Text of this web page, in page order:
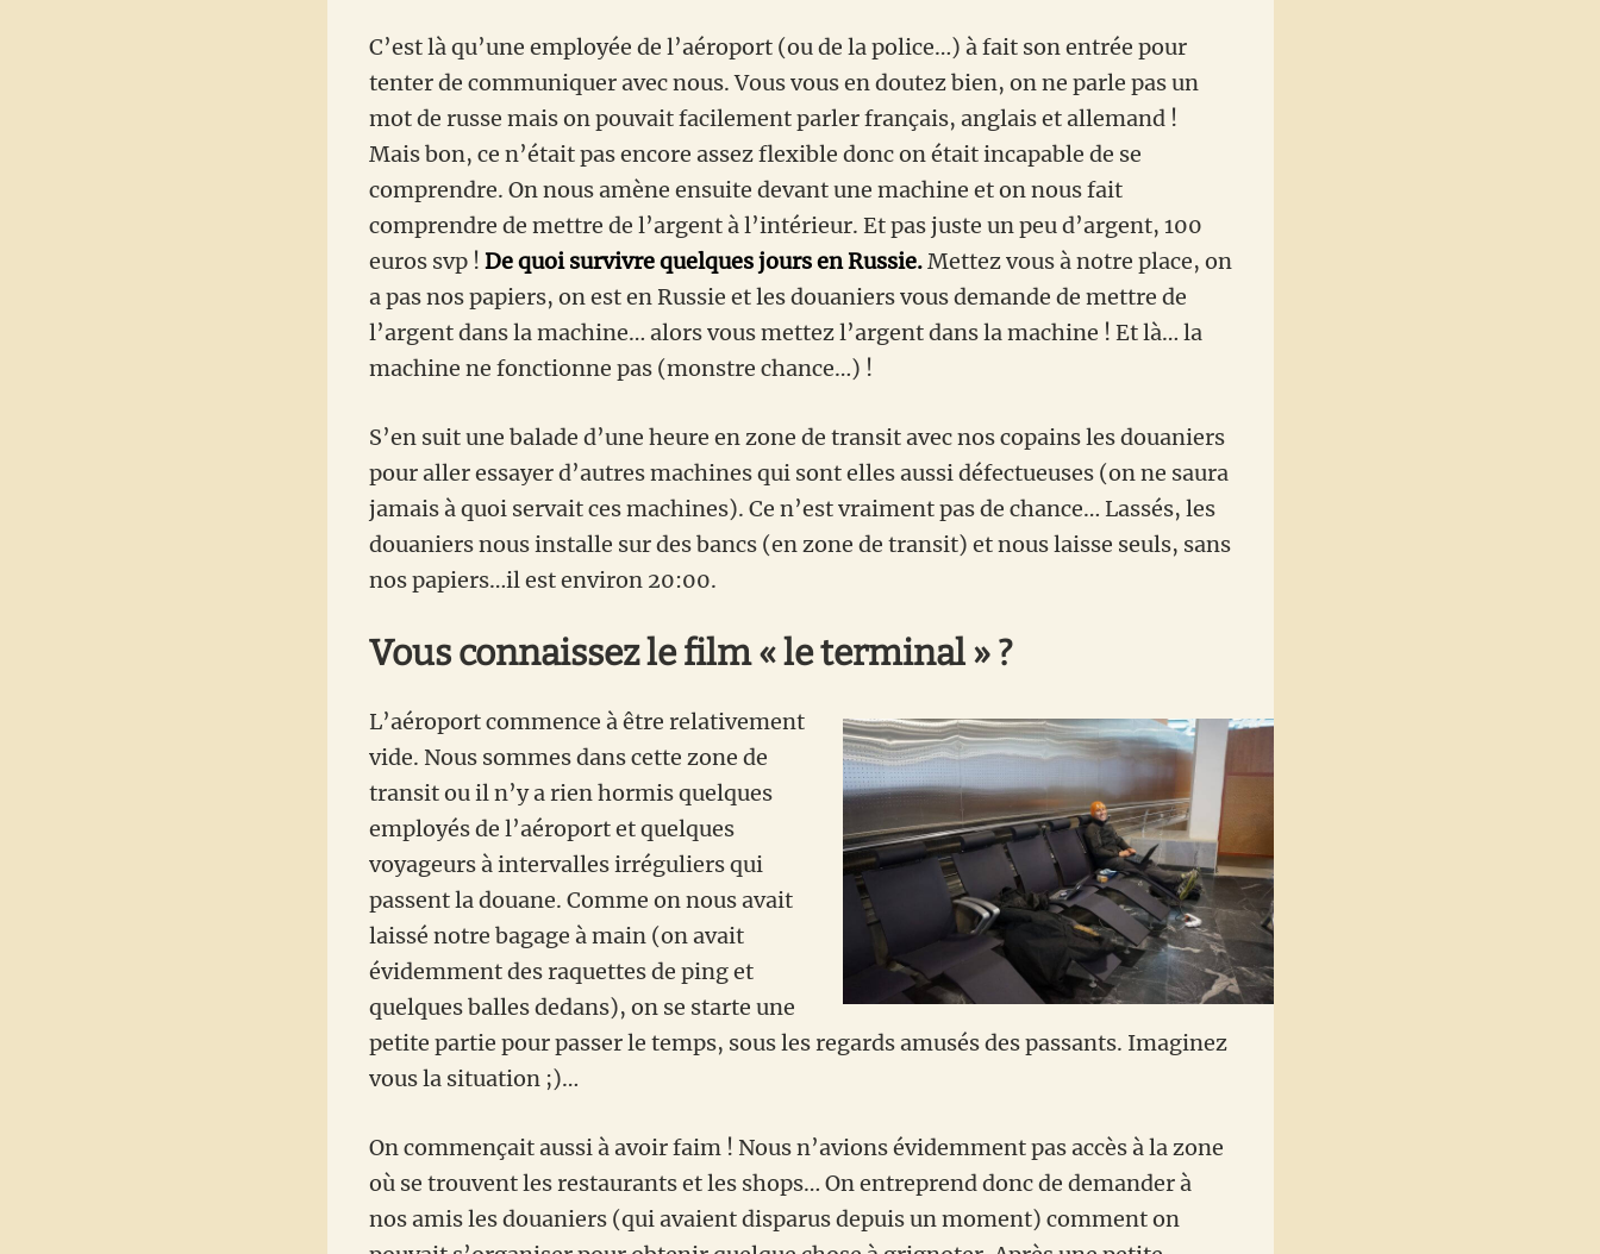
C’est là qu’une employée de l’aéroport (ou de la police…) à fait son entrée pour
tenter de communiquer avec nous. Vous vous en doutez bien, on ne parle pas un
mot de russe mais on pouvait facilement parler français, anglais et allemand !
Mais bon, ce n’était pas encore assez flexible donc on était incapable de se
comprendre. On nous amène ensuite devant une machine et on nous fait
comprendre de mettre de l’argent à l’intérieur. Et pas juste un peu d’argent, 100
euros svp ! De quoi survivre quelques jours en Russie.Mettez vous à notre place, on
a pas nos papiers, on est en Russie et les douaniers vous demande de mettre de
l’argent dans la machine… alors vous mettez l’argent dans la machine ! Et là… la
machine ne fonctionne pas (monstre chance…) !
S’en suit une balade d’une heure en zone de transit avec nos copains les douaniers
pour aller essayer d’autres machines qui sont elles aussi défectueuses (on ne saura
jamais à quoi servait ces machines). Ce n’est vraiment pas de chance… Lassés, les
douaniers nous installe sur des bancs (en zone de transit) et nous laisse seuls, sans
nos papiers…il est environ 20:00.
Vous connaissez le film « le terminal » ?
L’aéroport commence à être relativement
vide. Nous sommes dans cette zone de
transit ou il n’y a rien hormis quelques
employés de l’aéroport et quelques
voyageurs à intervalles irréguliers qui
passent la douane. Comme on nous avait
laissé notre bagage à main (on avait
évidemment des raquettes de ping et
quelques balles dedans), on se starte une
petite partie pour passer le temps, sous les regards amusés des passants. Imaginez
vous la situation ;)…
On commençait aussi à avoir faim ! Nous n’avions évidemment pas accès à la zone
où se trouvent les restaurants et les shops… On entreprend donc de demander à
nos amis les douaniers (qui avaient disparus depuis un moment) comment on